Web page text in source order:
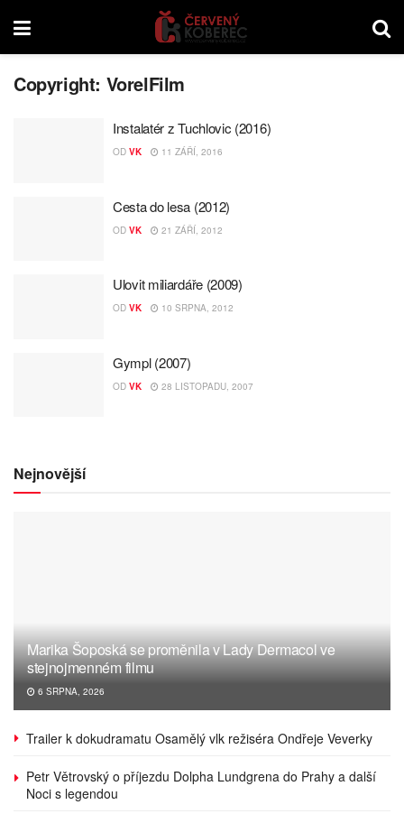
Copyright: VorelFilm
Instalatér z Tuchlovic (2016)
OD VK 11 ZÁŘÍ, 2016
Cesta do lesa (2012)
OD VK 21 ZÁŘÍ, 2012
Ulovit miliardáře (2009)
OD VK 10 SRPNA, 2012
Gympl (2007)
OD VK 28 LISTOPADU, 2007
Nejnovější
Marika Šoposká se proměnila v Lady Dermacol ve
stejnojmenném filmu
6 SRPNA, 2026
Trailer k dokudramatu Osamělý vlk režiséra Ondřeje Veverky
Petr Větrovský o příjezdu Dolpha Lundgrena do Prahy a další
Noci s legendou